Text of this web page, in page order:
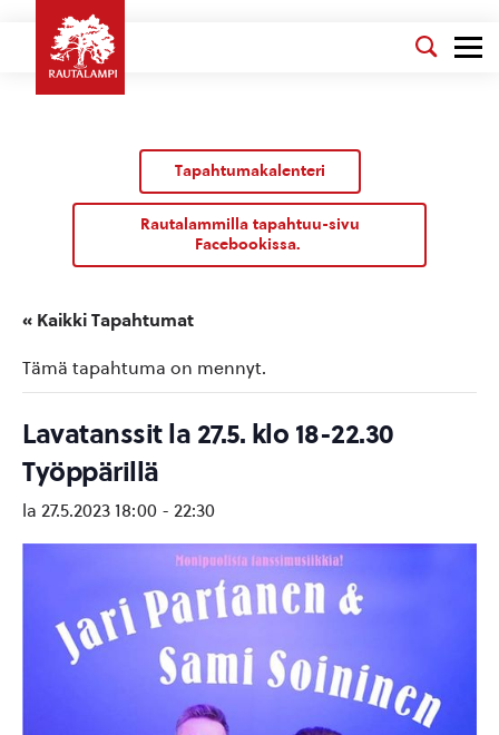
Tapahtumakalenteri
Rautalammilla tapahtuu-sivu
Facebookissa.
« Kaikki Tapahtumat
Tämä tapahtuma on mennyt.
Lavatanssit la 27.5. klo 18-22.30
Työppärillä
la 27.5.2023 18:00 - 22:30